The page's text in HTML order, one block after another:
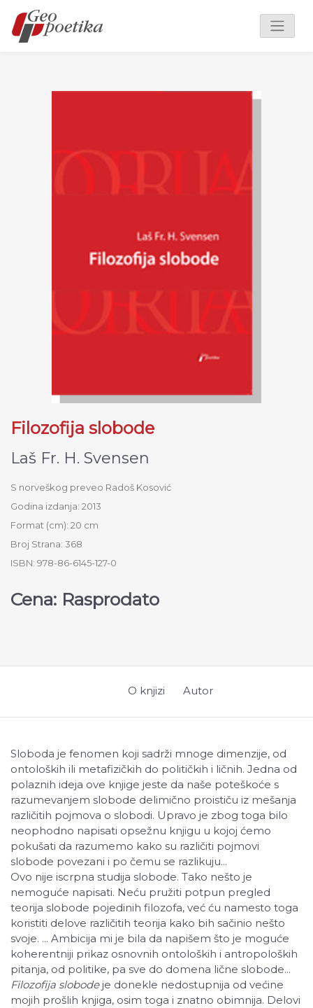
Filozofija slobode
Laš Fr. H. Svensen
S norveškog preveo Radoš Kosović
Godina izdanja: 2013
Format (cm): 20 cm
Broj Strana: 368
ISBN: 978-86-6145-127-0
Cena: Rasprodato
O knjizi Autor
Sloboda je fenomen koji sadrži mnoge dimenzije, od
ontoloških ili metafizičkih do političkih i ličnih. Jedna od
polaznih ideja ove knjige jeste da naše poteškoće s
razumevanjem slobode delimično proističu iz mešanja
različitih pojmova o slobodi. Upravo je zbog toga bilo
neophodno napisati opsežnu knjigu u kojoj ćemo
pokušati da razumemo kako su različiti pojmovi
slobode povezani i po čemu se razlikuju...
Ovo nije iscrpna studija slobode. Tako nešto je
nemoguće napisati. Neću pružiti potpun pregled
teorija slobode pojedinih filozofa, već ću namesto toga
koristiti delove različitih teorija kako bih sačinio nešto
svoje. ... Ambicija mi je bila da napišem što je moguće
koherentniji prikaz osnovnih ontoloških i antropoloških
pitanja, od politike, pa sve do domena lične slobode...
Filozofija slobodeje donekle nedostupnija od većine
mojih prošlih knjiga, osim toga i znatno obimnija. Delovi